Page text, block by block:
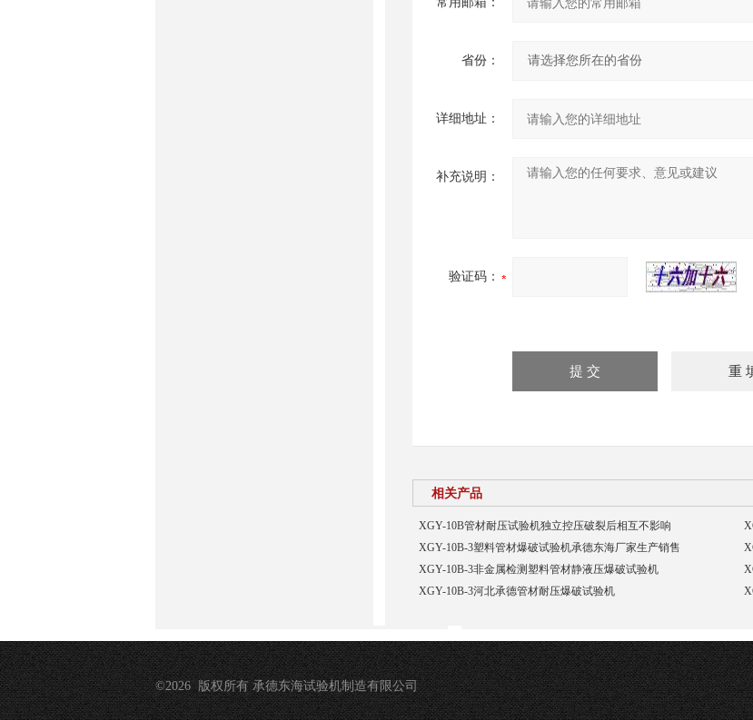
省份：
详细地址：
补充说明：
验证码：
相关产品
XGY-10B管材耐压试验机独立控压破裂后相互不影响
XGY-10B-3塑料管材爆破试验机承德东海厂家生产销售
XGY-10B-3非金属检测塑料管材静液压爆破试验机
XGY-10B-3河北承德管材耐压爆破试验机
©2026 版权所有 承德东海试验机制造有限公司